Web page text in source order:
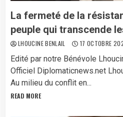
La fermeté de la
peuple qui transcende
LHOUCINE BENLAIL 17 OCTOBRE
Edité par notre Bénévole
Officiel Diplomaticnews.net
Au milieu du conflit en...
READ MORE